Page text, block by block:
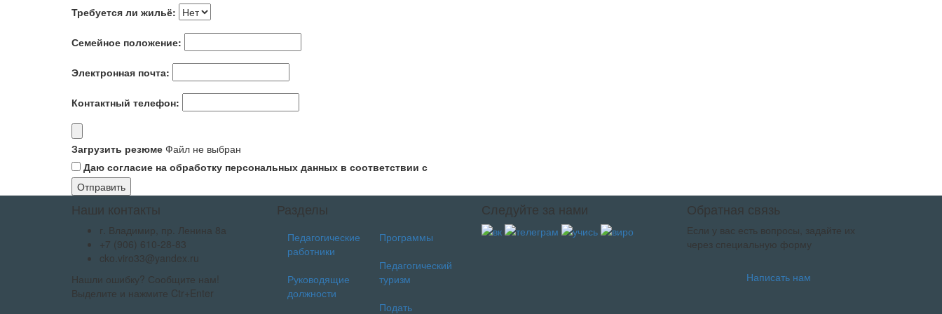
Требуется ли жильё:
Семейное положение:
Электронная почта:
Контактный телефон:
Загрузить резюме Файл не выбран
Даю согласие на обработку персональных данных в соответствии с
Отправить
Наши контакты
г. Владимир, пр. Ленина 8а
+7 (906) 610-28-83
cko.viro33@yandex.ru
Нашли ошибку? Сообщите нам!
Выделите и нажмите Ctr+Enter
Разделы
Педагогические
работники
Руководящие
должности
Программы
Педагогический
туризм
Подать
Следуйте за нами Обратная связь
Если у вас есть вопросы, задайте их
через специальную форму
Написать нам